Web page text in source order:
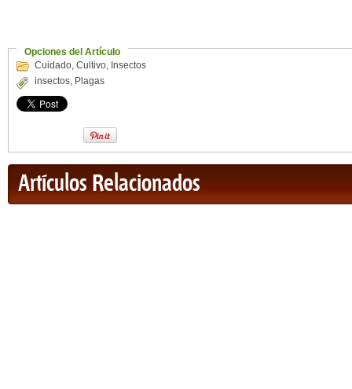
Opciones del Artículo
Cuidado, Cultivo, Insectos
insectos, Plagas
Artículos Relacionados